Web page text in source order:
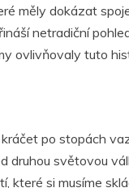
měly dokázat
netradiční
ovlivňovaly tuto
po stopách
druhou světovou
které si musíme